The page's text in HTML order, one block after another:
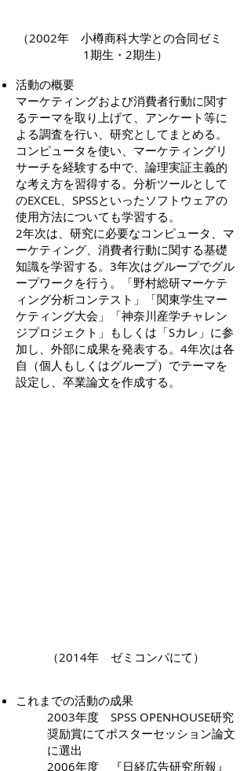
（2002年 小樽商科大学との合同ゼミ
1期生・2期生）
活動の概要
マーケティングおよび消費者行動に関す
るテーマを取り上げて、アンケート等に
よる調査を行い、研究としてまとめる。
コンピュータを使い、マーケティングリ
サーチを経験する中で、論理実証主義的
な考え方を習得する。分析ツールとして
のEXCEL、SPSSといったソフトウェアの
使用方法についても学習する。
2年次は、研究に必要なコンピュータ、マ
ーケティング、消費者行動に関する基礎
知識を学習する。3年次はグループでグル
ープワークを行う。「野村総研マーケテ
ィング分析コンテスト」「関東学生マー
ケティング大会」「神奈川産学チャレン
ジプロジェクト」もしくは「Sカレ」に参
加し、外部に成果を発表する。4年次は各
自（個人もしくはグループ）でテーマを
設定し、卒業論文を作成する。
（2014年 ゼミコンパにて）
これまでの活動の成果
2003年度 SPSS OPENHOUSE研究
奨励賞にてポスターセッション論文
に選出
2006年度 『日経広告研究所報』